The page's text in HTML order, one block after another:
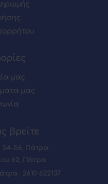
μας
μας
βρείτε
54-56, Πάτρα
62, Πάτρα
: 2610 622137